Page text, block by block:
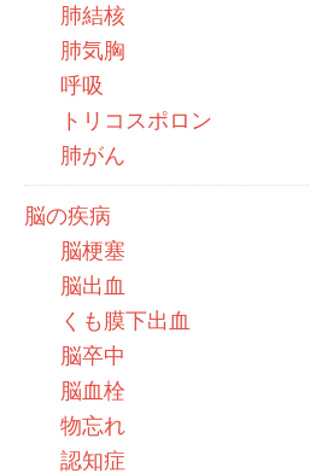
肺結核
肺気胸
呼吸
トリコスポロン
肺がん
脳の疾病
脳梗塞
脳出血
くも膜下出血
脳卒中
脳血栓
物忘れ
認知症